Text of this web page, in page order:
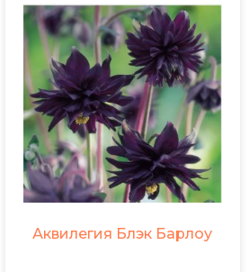
Аквилегия Блэк Барлоу